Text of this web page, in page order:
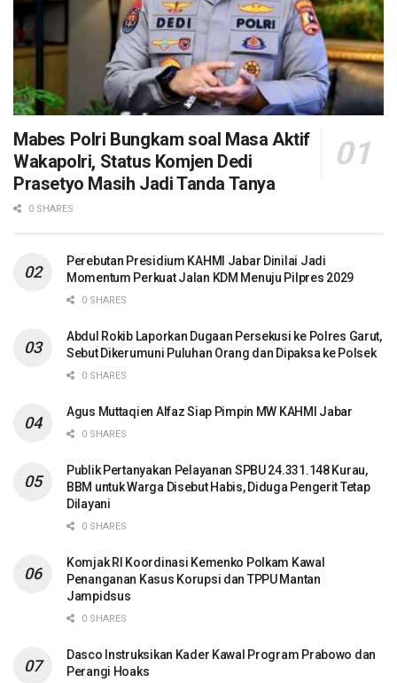
Mabes Polri Bungkam soal Masa Aktif
Wakapolri, Status Komjen Dedi
Prasetyo Masih Jadi Tanda Tanya
0 SHARES
Perebutan Presidium KAHMI Jabar Dinilai Jadi
Momentum Perkuat Jalan KDM Menuju Pilpres 2029
0 SHARES
Abdul Rokib Laporkan Dugaan Persekusi ke Polres Garut,
Sebut Dikerumuni Puluhan Orang dan Dipaksa ke Polsek
0 SHARES
Agus Muttaqien Alfaz Siap Pimpin MW KAHMI Jabar
0 SHARES
Publik Pertanyakan Pelayanan SPBU 24.331.148 Kurau,
BBM untuk Warga Disebut Habis, Diduga Pengerit Tetap
Dilayani
0 SHARES
Komjak RI Koordinasi Kemenko Polkam Kawal
Penanganan Kasus Korupsi dan TPPU Mantan
Jampidsus
0 SHARES
Dasco Instruksikan Kader Kawal Program Prabowo dan
Perangi Hoaks